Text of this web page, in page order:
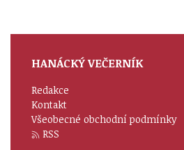
HANÁCKÝ VEČERNÍK
Redakce
Kontakt
Všeobecné obchodní podmínky
RSS